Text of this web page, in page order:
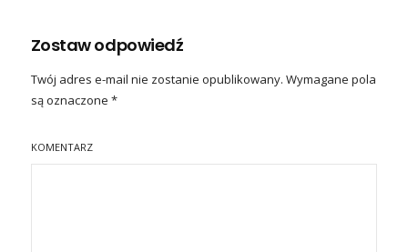
Zostaw odpowiedź
Twój adres e-mail nie zostanie opublikowany. Wymagane pola
są oznaczone *
KOMENTARZ